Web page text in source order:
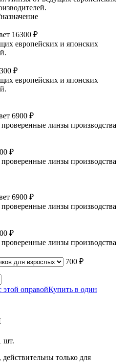
16300 ₽
европейских и японских
₽
европейских и японских
6900 ₽
линзы производства
₽
линзы производства
6900 ₽
линзы производства
₽
линзы производства
700 ₽
этой оправойКупить в один
шт.
только для